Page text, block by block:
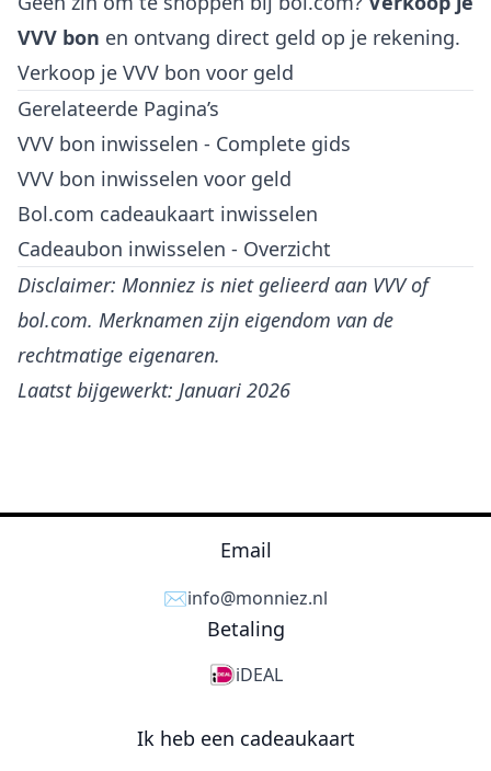
VVV bon en ontvang direct geld op je rekening.
Verkoop je VVV bon voor geld
Gerelateerde Pagina’s
VVV bon inwisselen - Complete gids
VVV bon inwisselen voor geld
Bol.com cadeaukaart inwisselen
Cadeaubon inwisselen - Overzicht
Disclaimer: Monniez is niet gelieerd aan VVV of
bol.com. Merknamen zijn eigendom van de
rechtmatige eigenaren.
Laatst bijgewerkt: Januari 2026
Email
✉️info@monniez.nl
Betaling
iDEAL
Ik heb een cadeaukaart